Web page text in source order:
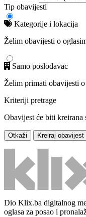
Tip obavijesti
Kategorije i lokacija
Želim obavijesti o
Samo poslodavac
Želim primati obavijesti
Kriteriji pretrage
Obavijest će biti kreirana
Otkaži Kreiraj obavijest
Dio Klix.ba digitalnog
oglasa za posao i